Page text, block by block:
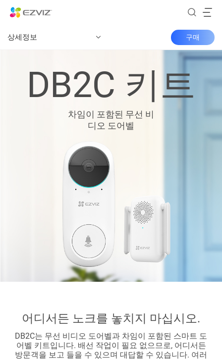
상세정보 구매
DB2C 키트
차임이 포함된 무선 비
디오 도어벨
어디서든 노크를 놓치지 마십시오.
DB2C는 무선 비디오 도어벨과 차임이 포함된 스마트 도
어벨 키트입니다. 배선 작업이 필요 없으므로, 어디서든
방문객을 보고 들을 수 있으며 대답할 수 있습니다. 여러